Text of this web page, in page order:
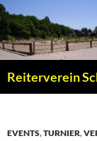
Zum
Inhalt
springen
EVENTS,TURNIER,